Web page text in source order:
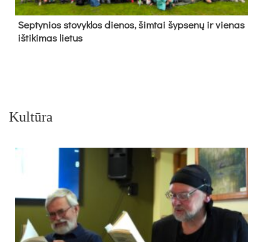
Sep­ty­nios sto­vyk­los die­nos, šim­tai šyp­se­nų ir vie­nas
iš­ti­ki­mas lie­tus
Kultūra